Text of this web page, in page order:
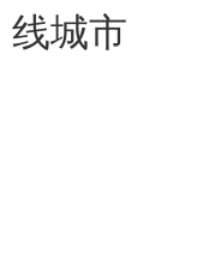
线城市